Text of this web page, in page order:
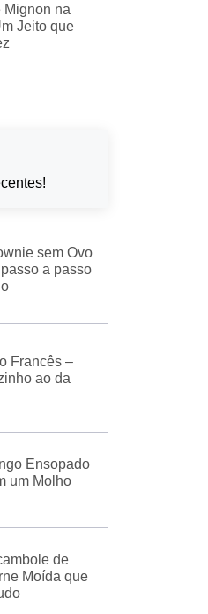
Mignon na
Jeito que
sem Ovo
a passo
Francês –
ao da
Ensopado
um Molho
de
Moída que